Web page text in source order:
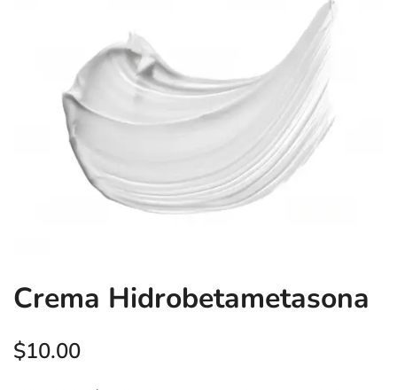
Crema Hidrobetametasona
$10.00